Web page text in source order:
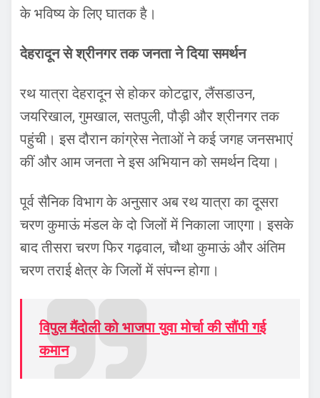
के भविष्य के लिए घातक है।
देहरादून से श्रीनगर तक जनता ने दिया समर्थन
रथ यात्रा देहरादून से होकर कोटद्वार, लैंसडाउन,
जयरिखाल, गुमखाल, सतपुली, पौड़ी और श्रीनगर तक
पहुंची। इस दौरान कांग्रेस नेताओं ने कई जगह जनसभाएं
कीं और आम जनता ने इस अभियान को समर्थन दिया।
पूर्व सैनिक विभाग के अनुसार अब रथ यात्रा का दूसरा
चरण कुमाऊं मंडल के दो जिलों में निकाला जाएगा। इसके
बाद तीसरा चरण फिर गढ़वाल, चौथा कुमाऊं और अंतिम
चरण तराई क्षेत्र के जिलों में संपन्न होगा।
विपुल मैंदोली को भाजपा युवा मोर्चा की सौंपी गई
कमान